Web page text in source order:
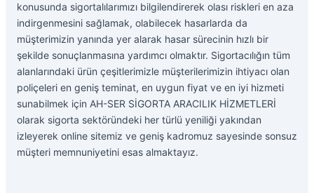
konusunda sigortalılarımızı bilgilendirerek olası riskleri en aza
indirgenmesini sağlamak, olabilecek hasarlarda da
müşterimizin yanında yer alarak hasar sürecinin hızlı bir
şekilde sonuçlanmasına yardımcı olmaktır. Sigortacılığın tüm
alanlarındaki ürün çeşitlerimizle müşterilerimizin ihtiyacı olan
poliçeleri en geniş teminat, en uygun fiyat ve en iyi hizmeti
sunabilmek için AH-SER SİGORTA ARACILIK HİZMETLERİ
olarak sigorta sektöründeki her türlü yeniliği yakından
izleyerek online sitemiz ve geniş kadromuz sayesinde sonsuz
müşteri memnuniyetini esas almaktayız.